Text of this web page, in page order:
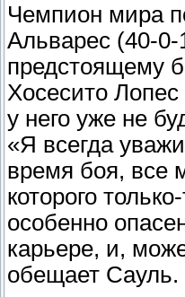
Чемпион мира
Альварес (40-0-
предстоящему
Хосесито
у него уже не
«Я всегда
время боя, все
которого
особенно
карьере, и,
обещает Сауль.